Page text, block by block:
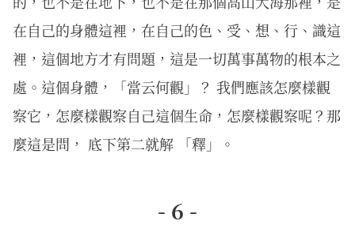
在自己的身體這裡，在自己的色、受、想、行、識這
裡，這個地方才有問題，這是一切萬事萬物的根本之
處。這個身體，「當云何觀」？ 我們應該怎麼樣觀
察它，怎麼樣觀察自己這個生命，怎麼樣觀察呢？那
麼這是問， 底下第二就解 「釋」。
- 6 -